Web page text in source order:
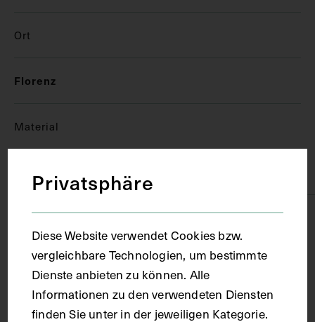
Ort
Florenz
Material
Technik
Handschrift
Maße
Privatsphäre
Diese Website verwendet Cookies bzw.
vergleichbare Technologien, um bestimmte
Dienste anbieten zu können. Alle
Informationen zu den verwendeten Diensten
finden Sie unter in der jeweiligen Kategorie.